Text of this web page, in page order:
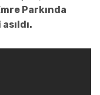
Parkında